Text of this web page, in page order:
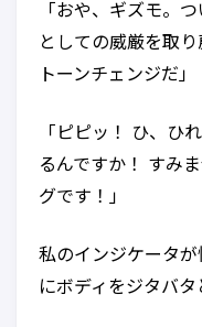
「おや、ギズモ。
としての威厳を取
トーンチェンジだ」
「ピピッ！ ひ、ひ
るんですか！ すみ
グです！」
私のインジケータ
にボディをジタバタ